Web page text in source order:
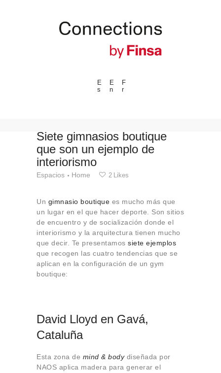
E
s
E
n
F
r
---ENLACES---
Eventos
Espacios
Materiales
Tecnologia
Colaboraciones
Sobre Connections
by Finsa
Contacto
Siete gimnasios boutique
que son un ejemplo de
interiorismo
Espacios Home 2 Likes
Un gimnasio boutique es mucho más que
un lugar en el que hacer deporte. Son sitios
de encuentro y de socialización donde el
interiorismo y la arquitectura tienen mucho
que decir. Te presentamos siete ejemplos
que recogen las cuatro tendencias que se
aplican en la configuración de un gym
boutique:
David Lloyd en Gavá,
Cataluña
Esta zona de mind & bodydiseñada por
NAOS aplica madera para generar el